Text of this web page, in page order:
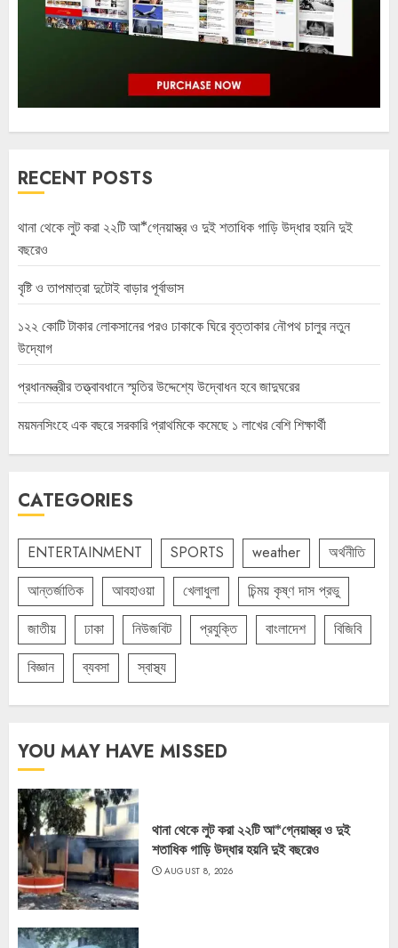
RECENT POSTS
থানা থেকে লুট করা ২২টি আ*গ্নেয়াস্ত্র ও দুই শতাধিক গাড়ি উদ্ধার হয়নি দুই
বছরেও
বৃষ্টি ও তাপমাত্রা দুটোই বাড়ার পূর্বাভাস
১২২ কোটি টাকার লোকসানের পরও ঢাকাকে ঘিরে বৃত্তাকার নৌপথ চালুর নতুন
উদ্যোগ
প্রধানমন্ত্রীর তত্ত্বাবধানে স্মৃতির উদ্দেশ্যে উদ্বোধন হবে জাদুঘরের
ময়মনসিংহে এক বছরে সরকারি প্রাথমিকে কমেছে ১ লাখের বেশি শিক্ষার্থী
CATEGORIES
ENTERTAINMENT SPORTS weather
অর্থনীতি
আন্তর্জাতিক
আবহাওয়া খেলাধুলা
চিন্ময় কৃষ্ণ দাস প্রভু
জাতীয়
ঢাকা নিউজবিট প্রযুক্তি বাংলাদেশ
বিজিবি
বিজ্ঞান
ব্যবসা স্বাস্থ্য
YOU MAY HAVE MISSED
থানা থেকে লুট করা ২২টি আ*গ্নেয়াস্ত্র ও দুই
শতাধিক গাড়ি উদ্ধার হয়নি দুই বছরেও
AUGUST 8, 2026